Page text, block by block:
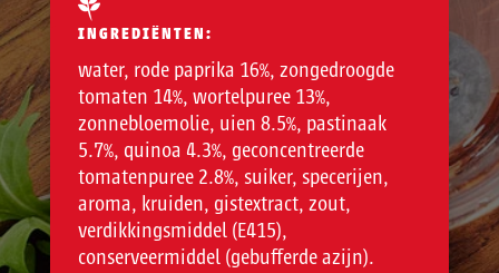
INGREDIËNTEN:
water, rode paprika 16%, zongedroogde
tomaten 14%, wortelpuree 13%,
zonnebloemolie, uien 8.5%, pastinaak
5.7%, quinoa 4.3%, geconcentreerde
tomatenpuree 2.8%, suiker, specerijen,
aroma, kruiden, gistextract, zout,
verdikkingsmiddel (E415),
conserveermiddel (gebufferde azijn).